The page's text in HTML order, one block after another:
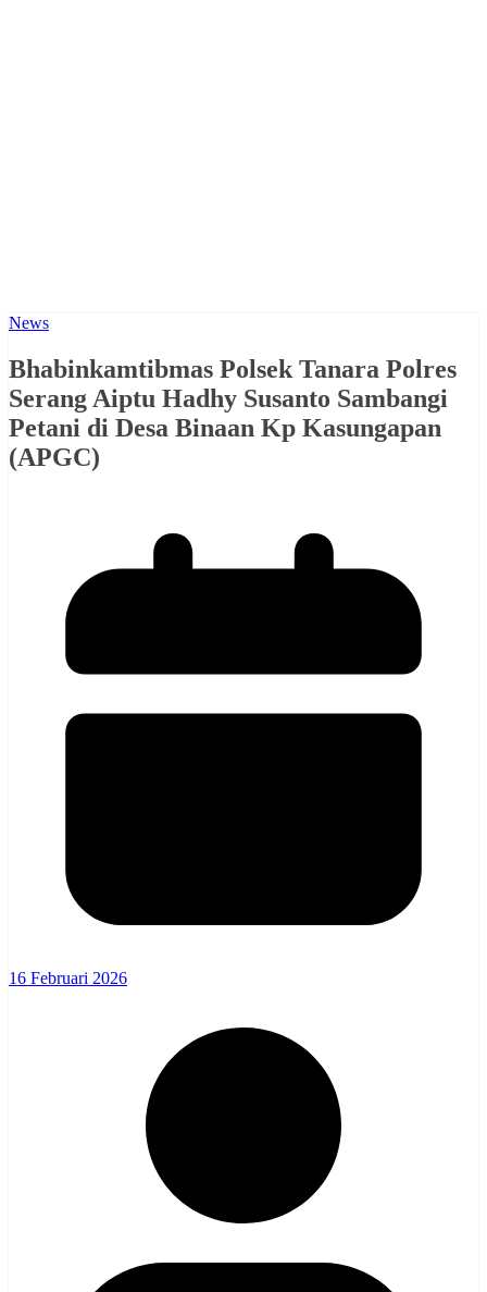
News
Bhabinkamtibmas Polsek Tanara Polres
Serang Aiptu Hadhy Susanto Sambangi
Petani di Desa Binaan Kp Kasungapan
(APGC)
16 Februari 2026